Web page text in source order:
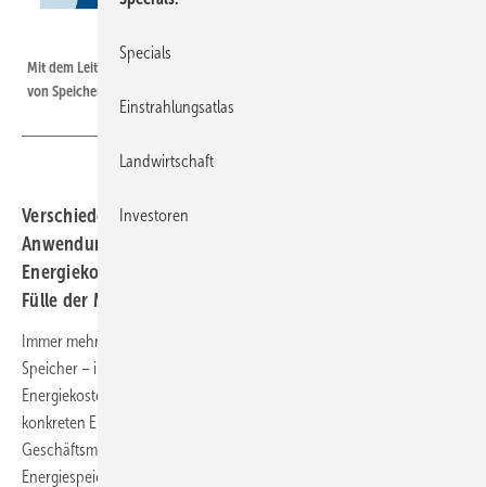
Mit dem Leitfaden zeigen die Autoren die Möglichkeiten für den Einsatz
von Speichern im Gewerbe.
Verschiedene Geschäftsmodelle und
Anwendungsszenarien für Speicher senken die
Energiekosten von Unternehmen. Der Leitfaden zeigt die
Fülle der Möglichkeiten und klärt über Regularien auf.
Immer mehr Industrie- und Gewerbebetriebe wollen mit einem
Speicher – im Optimalfall in Kombination mit einer Solaranlage – ihre
Energiekosten senken. Doch die Batteriesysteme müssen auf den
konkreten Einzelfall und das jeweils angestrebte Betriebs- und
Geschäftsmodell ausgelegt werden. Dazu haben der Bundesverband
Energiespeichersysteme (BVES) und die Deutsche Industrie- und
Specials
Einstrahlungsatlas
Landwirtschaft
Investoren